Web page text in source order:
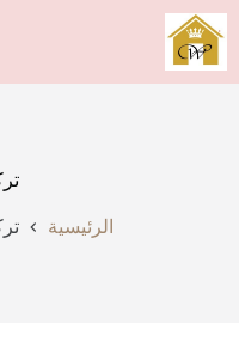
التجاوز
إلى
المحتوى
الرئيسية